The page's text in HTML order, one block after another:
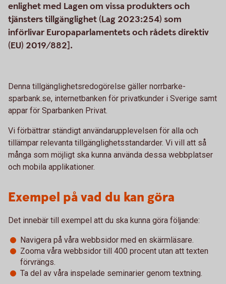
enlighet med Lagen om vissa produkters och
tjänsters tillgänglighet (Lag 2023:254) som
införlivar Europaparlamentets och rådets direktiv
(EU) 2019/882].
Denna tillgänglighetsredogörelse gäller norrbarke-
sparbank.se, internetbanken för privatkunder i Sverige samt
appar för Sparbanken Privat.
Vi förbättrar ständigt användarupplevelsen för alla och
tillämpar relevanta tillgänglighetsstandarder. Vi vill att så
många som möjligt ska kunna använda dessa webbplatser
och mobila applikationer.
Exempel på vad du kan göra
Det innebär till exempel att du ska kunna göra följande:
Navigera på våra webbsidor med en skärmläsare.
Zooma våra webbsidor till 400 procent utan att texten
förvrängs.
Ta del av våra inspelade seminarier genom textning.